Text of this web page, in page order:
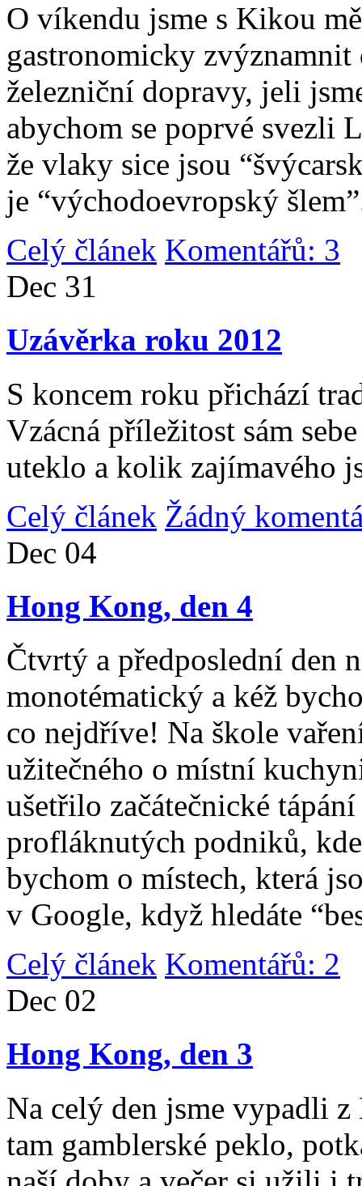
O víkendu jsme s Kikou
gastronomicky
železniční dopravy, jeli
abychom se poprvé svezli
že vlaky sice jsou
je “východoevropský
Celý článek Komentářů: 3
Dec 31
Uzávěrka roku 2012
S koncem roku přichází
Vzácná příležitost sám
uteklo a kolik zajímavého
Celý článek Žádný
Dec 04
Hong Kong, den 4
Čtvrtý a předposlední den
monotématický a kéž
co nejdříve! Na škole
užitečného o místní
ušetřilo začátečnické
profláknutých podniků,
bychom o místech, která
v Google, když hledáte
Celý článek Komentářů: 2
Dec 02
Hong Kong, den 3
Na celý den jsme vypadli
tam gamblerské peklo,